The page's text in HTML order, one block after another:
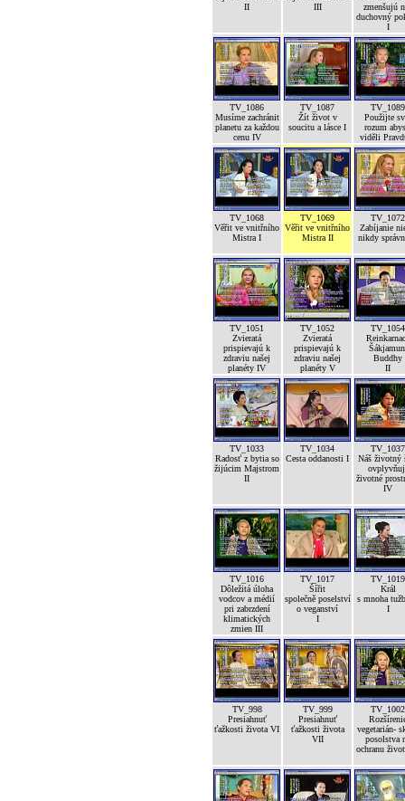
II
III
zmenšujú
duchovný
I
TV_1086
Musíme zachránit
planetu za každou
cenu IV
TV_1087
Žít život v
soucitu a lásce I
TV_1089
Použijte
rozum
viděli
TV_1068
Věřit ve vnitřního
Mistra I
TV_1069
Věřit ve vnitřního
Mistra II
TV_1072
Zabíjanie
nikdy
TV_1051
Zvieratá
prispievajú k
zdraviu našej
planéty IV
TV_1052
Zvieratá
prispievajú k
zdraviu našej
planéty V
TV_1054
Buddhy
II
TV_1033
Radosť z bytia so
žijúcim Majstrom
II
TV_1034
Cesta oddanosti I
TV_1037
Náš životný
životné
IV
TV_1016
Dôležitá úloha
vodcov a médií
pri zabrzdení
klimatických
zmien III
TV_1017
Šířit
společně poselství
o veganství
I
TV_1019
Král
s mnoha
I
TV_998
Presiahnuť
ťažkosti života VI
TV_999
Presiahnuť
ťažkosti života
VII
TV_1002
vegetarián-
posolstva
ochranu